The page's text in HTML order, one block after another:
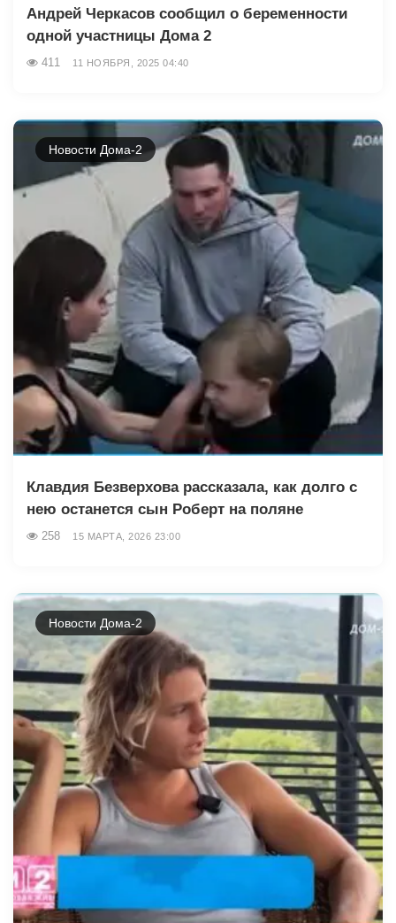
Андрей Черкасов сообщил о беременности
одной участницы Дома 2
411 11 НОЯБРЯ, 2025 04:40
Новости Дома-2
Клавдия Безверхова рассказала, как долго с
нею останется сын Роберт на поляне
258 15 МАРТА, 2026 23:00
Новости Дома-2